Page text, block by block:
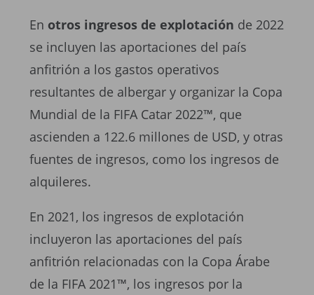
En otros ingresos de explotación de 2022
se incluyen las aportaciones del país
anfitrión a los gastos operativos
resultantes de albergar y organizar la Copa
Mundial de la FIFA Catar 2022™, que
ascienden a 122.6 millones de USD, y otras
fuentes de ingresos, como los ingresos de
alquileres.
En 2021, los ingresos de explotación
incluyeron las aportaciones del país
anfitrión relacionadas con la Copa Árabe
de la FIFA 2021™, los ingresos por la